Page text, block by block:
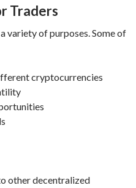
Traders
variety of purposes. Some of
cryptocurrencies
other decentralized